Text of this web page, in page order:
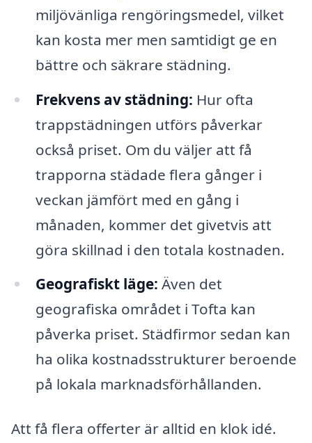
miljövänliga rengöringsmedel, vilket
kan kosta mer men samtidigt ge en
bättre och säkrare städning.
Frekvens av städning: Hur ofta
trappstädningen utförs påverkar
också priset. Om du väljer att få
trapporna städade flera gånger i
veckan jämfört med en gång i
månaden, kommer det givetvis att
göra skillnad i den totala kostnaden.
Geografiskt läge: Även det
geografiska området i Tofta kan
påverka priset. Städfirmor sedan kan
ha olika kostnadsstrukturer beroende
på lokala marknadsförhållanden.
Att få flera offerter är alltid en klok idé.